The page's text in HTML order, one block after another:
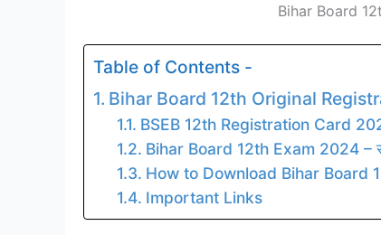
Bihar Board
Table of Contents -
Bihar Board 12th Original
BSEB 12th Registration Card
Bihar Board 12th Exam 2024 –
How to Download Bihar Board
Important Links